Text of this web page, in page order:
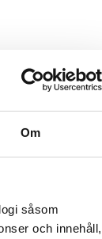
Om
såsom
och innehåll,